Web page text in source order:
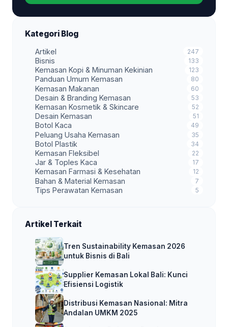
Kategori Blog
Artikel 247
Bisnis 133
Kemasan Kopi & Minuman Kekinian 123
Panduan Umum Kemasan 80
Kemasan Makanan 60
Desain & Branding Kemasan 53
Kemasan Kosmetik & Skincare 52
Desain Kemasan 51
Botol Kaca 49
Peluang Usaha Kemasan 35
Botol Plastik 34
Kemasan Fleksibel 22
Jar & Toples Kaca 17
Kemasan Farmasi & Kesehatan 12
Bahan & Material Kemasan 7
Tips Perawatan Kemasan 5
Artikel Terkait
Tren Sustainability Kemasan 2026
untuk Bisnis di Bali
Supplier Kemasan Lokal Bali: Kunci
Efisiensi Logistik
Distribusi Kemasan Nasional: Mitra
Andalan UMKM 2025